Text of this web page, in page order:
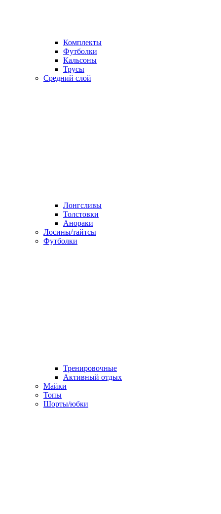
Комплекты
Футболки
Кальсоны
Трусы
Средний слой
Лонгсливы
Толстовки
Анораки
Лосины/тайтсы
Футболки
Тренировочные
Активный отдых
Майки
Топы
Шорты/юбки